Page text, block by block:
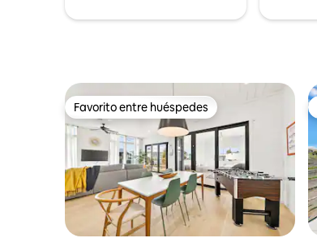
recargar energías y disfrutar de la vista.
Favorito entre huéspedes
Favorito entre huéspedes